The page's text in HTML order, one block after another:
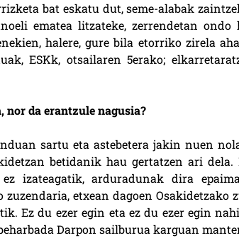
bat eskatu dut, seme-alabak
ematea litzateke, zerrendetan
halere, gure bila etorriko zirela
ESKk, otsailaren 5erako;
nor da erantzule nagusia?
sartu eta astebetera jakin nuen
betidanik hau gertatzen ari
izateagatik, arduradunak dira
zuzendaria, etxean dagoen
Ez du ezer egin eta ez du ezer egin
Darpon sailburua karguan